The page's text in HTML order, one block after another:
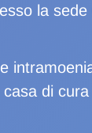
la
di